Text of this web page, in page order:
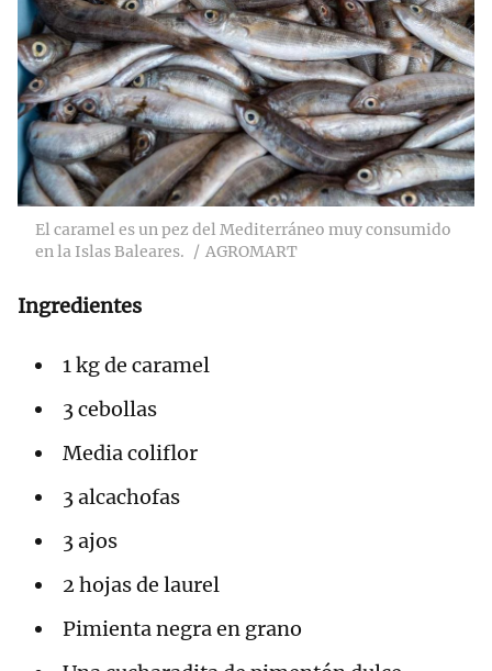
El caramel es un pez del Mediterráneo muy consumido
en la Islas Baleares.
AGROMART
Ingredientes
1 kg de caramel
3 cebollas
Media coliflor
3 alcachofas
3 ajos
2 hojas de laurel
Pimienta negra en grano